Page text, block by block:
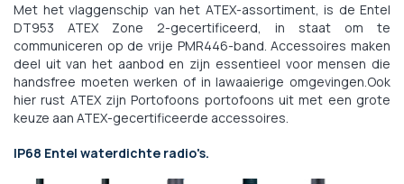
Met het vlaggenschip van het ATEX-assortiment, is de Entel
DT953 ATEX Zone 2-gecertificeerd, in staat om te
communiceren op de vrije PMR446-band. Accessoires maken
deel uit van het aanbod en zijn essentieel voor mensen die
handsfree moeten werken of in lawaaierige omgevingen.Ook
hier rust ATEX zijn Portofoons portofoons uit met een grote
keuze aan ATEX-gecertificeerde accessoires.
IP68 Entel waterdichte radio's.